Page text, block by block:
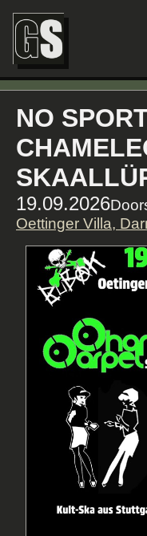
NO
19.09.2026
Oettinger Villa,